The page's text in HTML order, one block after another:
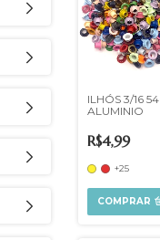
ILHÓS 3/16 54
ALUMINIO
R$4,99
+25
COMPRAR